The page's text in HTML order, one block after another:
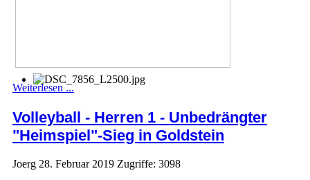
Weiterlesen ...
Volleyball - Herren 1 - Unbedrängter
"Heimspiel"-Sieg in Goldstein
Joerg 28. Februar 2019 Zugriffe: 3098